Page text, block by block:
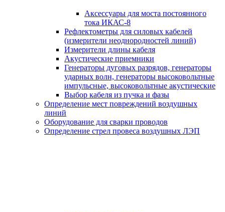
Аксессуары для моста постоянного
тока ИКАС-8
Рефлектометры для силовых кабелей
(измерители неоднородностей линий)
Измерители длины кабеля
Акустические приемники
Генераторы дуговых разрядов, генераторы
ударных волн, генераторы высоковольтные
импульсные, высоковольтные акустические
Выбор кабеля из пучка и фазы
Определение мест повреждений воздушных
линий
Оборудование для сварки проводов
Определение стрел провеса воздушных ЛЭП